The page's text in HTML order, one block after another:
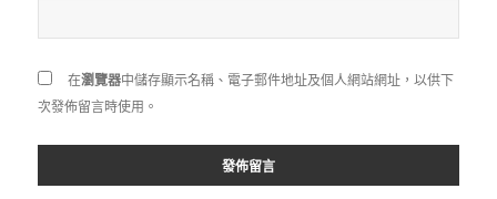
在瀏覽器中儲存顯示名稱、電子郵件地址及個人網站網址，以供下
次發佈留言時使用。